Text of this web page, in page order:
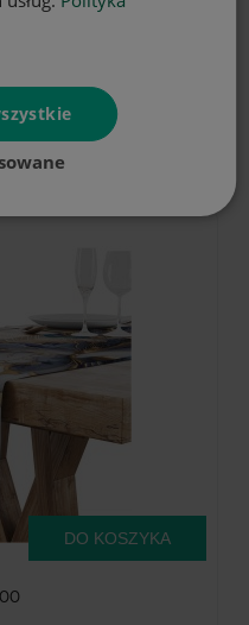
DO KOSZYKA